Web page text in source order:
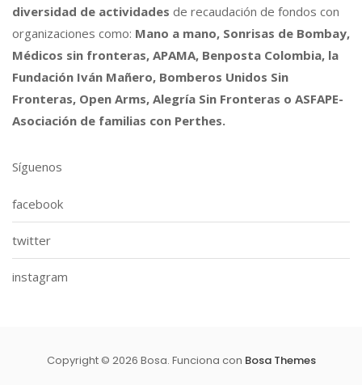
diversidad de actividades de recaudación de fondos con
organizaciones como: Mano a mano, Sonrisas de Bombay,
Médicos sin fronteras, APAMA, Benposta Colombia, la
Fundación Iván Mañero, Bomberos Unidos Sin
Fronteras, Open Arms, Alegría Sin Fronteras o ASFAPE-
Asociación de familias con Perthes.
Síguenos
facebook
twitter
instagram
Copyright © 2026 Bosa. Funciona con Bosa Themes